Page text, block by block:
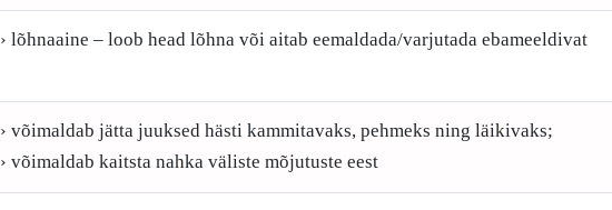
› lõhnaaine – loob head lõhna või aitab eemaldada/varjutada ebameeldivat
› võimaldab jätta juuksed hästi kammitavaks, pehmeks ning läikivaks;
› võimaldab kaitsta nahka väliste mõjutuste eest